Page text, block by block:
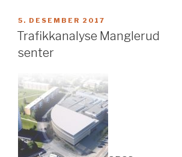
PUBLISERT
5. DESEMBER 2017
Trafikkanalyse Manglerud
senter